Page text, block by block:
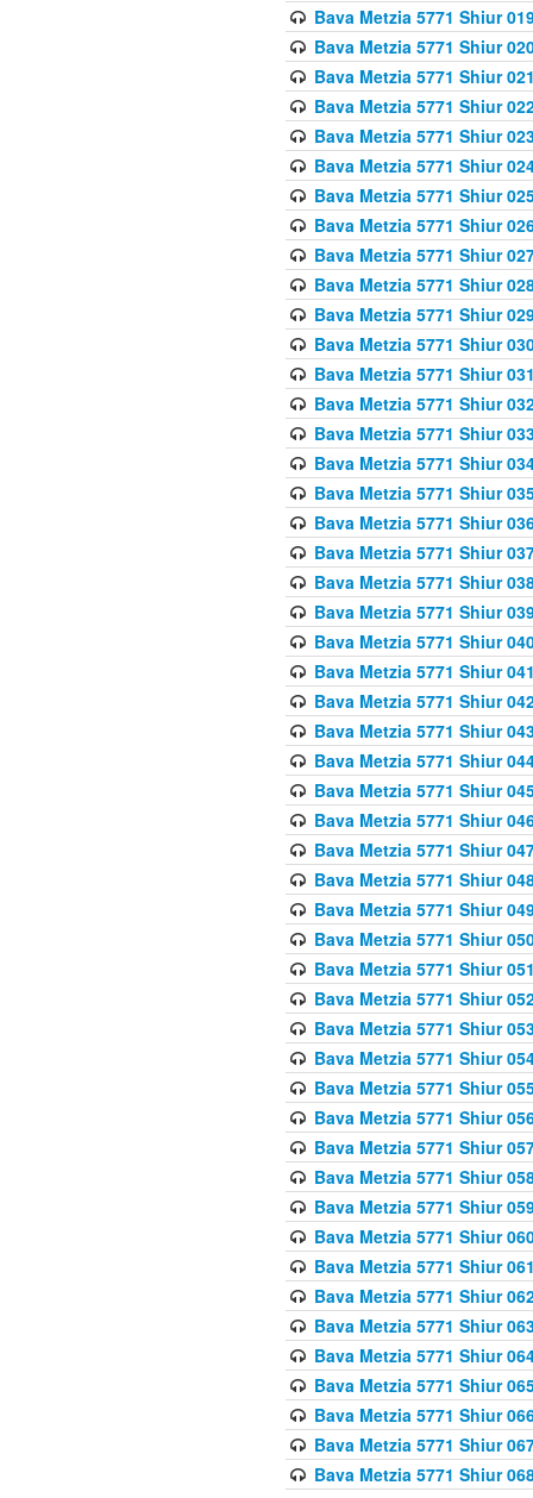
Bava Metzia 5771 Shiur
Bava Metzia 5771 Shiur
Bava Metzia 5771 Shiur
Bava Metzia 5771 Shiur
Bava Metzia 5771 Shiur
Bava Metzia 5771 Shiur
Bava Metzia 5771 Shiur
Bava Metzia 5771 Shiur
Bava Metzia 5771 Shiur
Bava Metzia 5771 Shiur
Bava Metzia 5771 Shiur
Bava Metzia 5771 Shiur
Bava Metzia 5771 Shiur
Bava Metzia 5771 Shiur
Bava Metzia 5771 Shiur
Bava Metzia 5771 Shiur
Bava Metzia 5771 Shiur
Bava Metzia 5771 Shiur
Bava Metzia 5771 Shiur
Bava Metzia 5771 Shiur
Bava Metzia 5771 Shiur
Bava Metzia 5771 Shiur
Bava Metzia 5771 Shiur
Bava Metzia 5771 Shiur
Bava Metzia 5771 Shiur
Bava Metzia 5771 Shiur
Bava Metzia 5771 Shiur
Bava Metzia 5771 Shiur
Bava Metzia 5771 Shiur
Bava Metzia 5771 Shiur
Bava Metzia 5771 Shiur
Bava Metzia 5771 Shiur
Bava Metzia 5771 Shiur
Bava Metzia 5771 Shiur
Bava Metzia 5771 Shiur
Bava Metzia 5771 Shiur
Bava Metzia 5771 Shiur
Bava Metzia 5771 Shiur
Bava Metzia 5771 Shiur
Bava Metzia 5771 Shiur
Bava Metzia 5771 Shiur
Bava Metzia 5771 Shiur
Bava Metzia 5771 Shiur
Bava Metzia 5771 Shiur
Bava Metzia 5771 Shiur
Bava Metzia 5771 Shiur
Bava Metzia 5771 Shiur
Bava Metzia 5771 Shiur
Bava Metzia 5771 Shiur
Bava Metzia 5771 Shiur